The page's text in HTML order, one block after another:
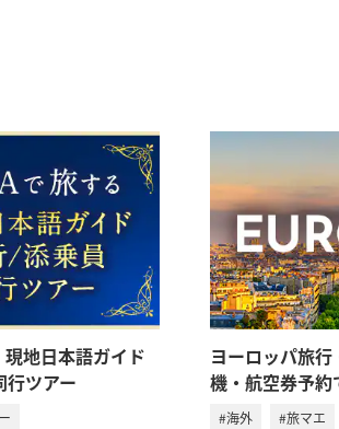
地日本語ガイド
行ツアー
ヨーロッパ旅
機・航空券予約
#海外 #旅マエ